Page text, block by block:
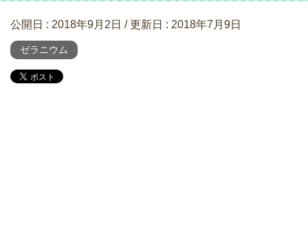
公開日 : 2018年9月2日 / 更新日 : 2018年7月9日
ゼラニウム